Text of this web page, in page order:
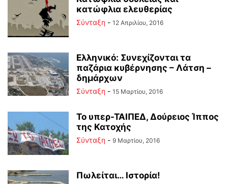
κατώφλια ελευθερίας
Σύνταξη - 12 Απριλίου, 2016
Ελληνικό: Συνεχίζονται τα
παζάρια κυβέρνησης – Λάτση –
δημάρχων
Σύνταξη - 15 Μαρτίου, 2016
Το υπερ-ΤΑΙΠΕΔ, Δούρειος Ίππος
της Κατοχής
Σύνταξη - 9 Μαρτίου, 2016
Πωλείται… Ιστορία!